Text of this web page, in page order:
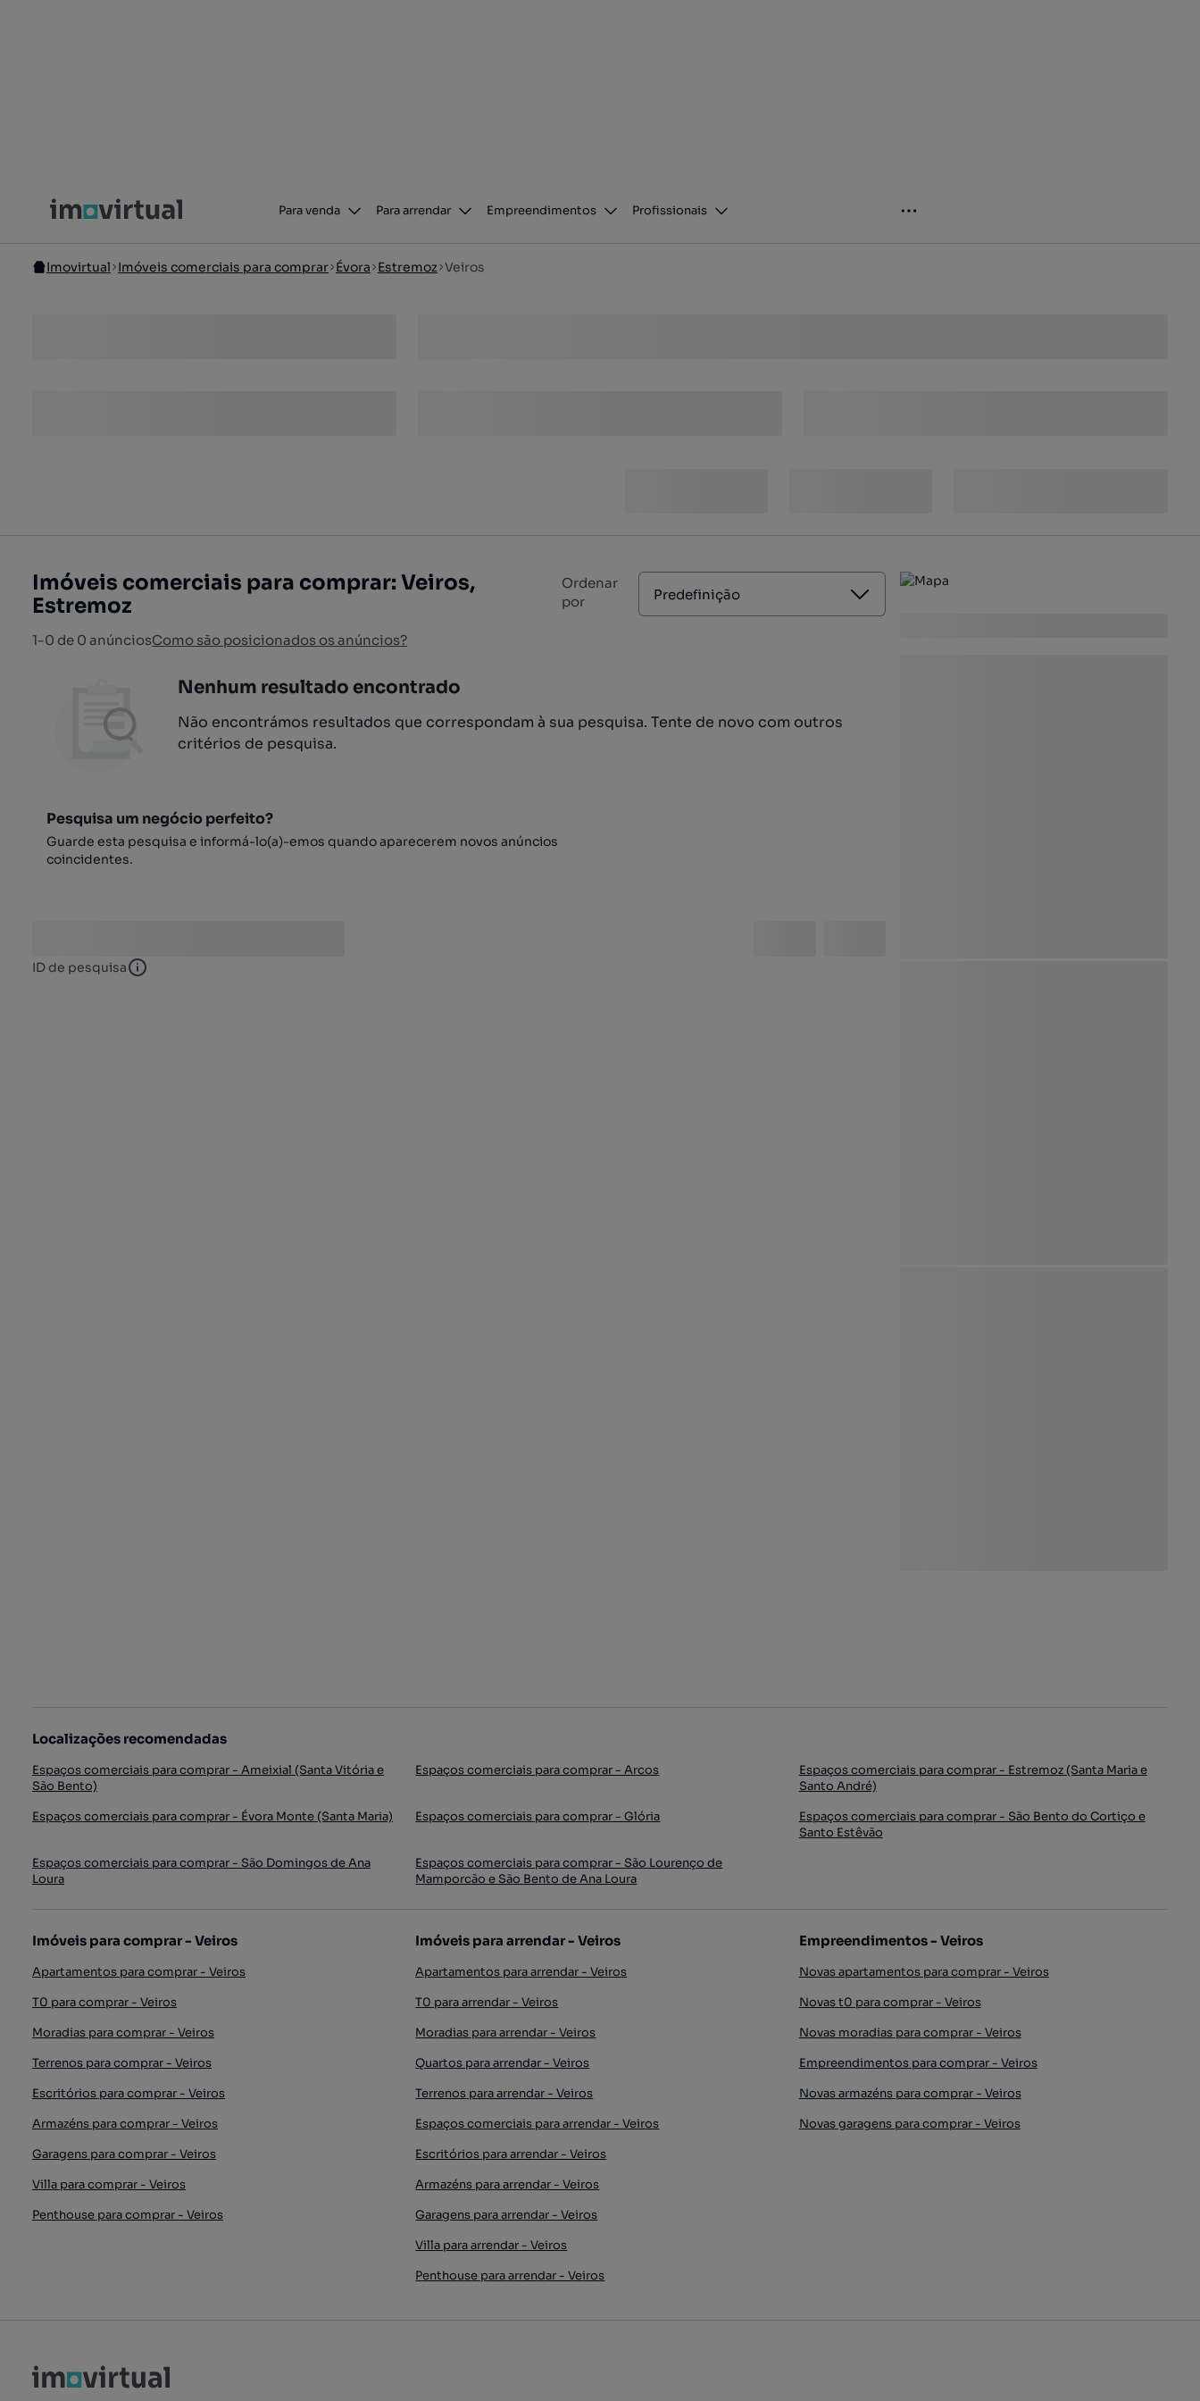
Para venda Para arrendar Empreendimentos Profissionais
Imovirtual Imóveis comerciais para comprar Évora Estremoz Veiros
Imóveis comerciais para comprar: Veiros,
Estremoz
1-0 de 0 anúnciosComo são posicionados os anúncios?
Ordenar
por
Predefinição
Nenhum resultado encontrado
Não encontrámos resultados que correspondam à sua pesquisa. Tente de novo com outros
critérios de pesquisa.
Pesquisa um negócio perfeito?
Guarde esta pesquisa e informá-lo(a)-emos quando aparecerem novos anúncios
coincidentes.
ID de pesquisa ID de pesquisa
Localizações recomendadas
Espaços comerciais para comprar - Ameixial (Santa Vitória e
São Bento)
Espaços comerciais para comprar - Arcos
Espaços comerciais para comprar - Estremoz (Santa Maria e
Santo André)
Espaços comerciais para comprar - Évora Monte (Santa Maria)
Espaços comerciais para comprar - Glória
Espaços comerciais para comprar - São Bento do Cortiço e
Santo Estêvão
Espaços comerciais para comprar - São Domingos de Ana
Loura
Espaços comerciais para comprar - São Lourenço de
Mamporcão e São Bento de Ana Loura
Imóveis para comprar - Veiros
Apartamentos para comprar - Veiros
T0 para comprar - Veiros
Moradias para comprar - Veiros
Terrenos para comprar - Veiros
Escritórios para comprar - Veiros
Armazéns para comprar - Veiros
Garagens para comprar - Veiros
Villa para comprar - Veiros
Penthouse para comprar - Veiros
Imóveis para arrendar - Veiros
Apartamentos para arrendar - Veiros
T0 para arrendar - Veiros
Moradias para arrendar - Veiros
Quartos para arrendar - Veiros
Terrenos para arrendar - Veiros
Espaços comerciais para arrendar - Veiros
Escritórios para arrendar - Veiros
Armazéns para arrendar - Veiros
Garagens para arrendar - Veiros
Villa para arrendar - Veiros
Penthouse para arrendar - Veiros
Empreendimentos - Veiros
Novas apartamentos para comprar - Veiros
Novas t0 para comprar - Veiros
Novas moradias para comprar - Veiros
Empreendimentos para comprar - Veiros
Novas armazéns para comprar - Veiros
Novas garagens para comprar - Veiros